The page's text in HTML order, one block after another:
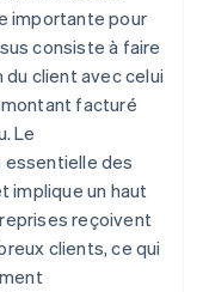
importante pour
consiste à faire
client avec celui
facturé
Le
des
implique un haut
reçoivent
clients, ce qui